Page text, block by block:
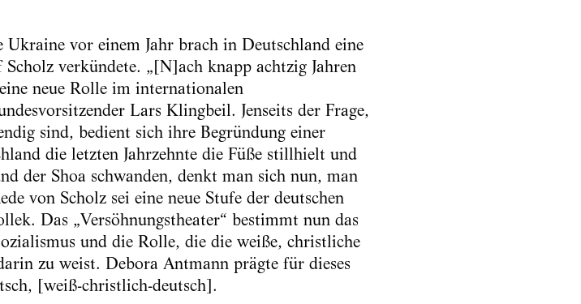
vor einem Jahr brach in Deutschland eine
verkündete. „[N]ach knapp achtzig Jahren
neue Rolle im internationalen
Lars Klingbeil. Jenseits der Frage,
sind, bedient sich ihre Begründung einer
die letzten Jahrzehnte die Füße stillhielt und
der Shoa schwanden, denkt man sich nun, man
von Scholz sei eine neue Stufe der deutschen
Das „Versöhnungstheater“ bestimmt nun das
und die Rolle, die die weiße, christliche
zu weist. Debora Antmann prägte für dieses
[weiß-christlich-deutsch].